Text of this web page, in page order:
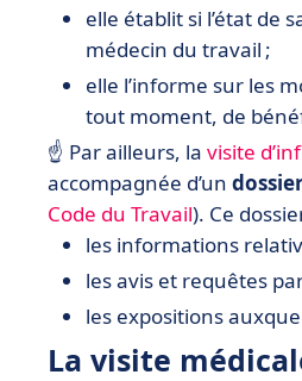
elle établit si l’état de
médecin du travail ;
elle l’informe sur les
tout moment, de
☝️ Par ailleurs, la visite
accompagnée d’un
Code du Travail). Ce
les informations
les avis et requêtes
les expositions
La visite